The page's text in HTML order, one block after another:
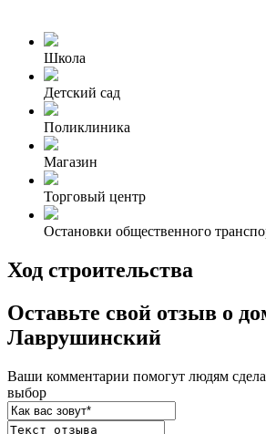
Школа
Детский сад
Поликлиника
Магазин
Торговый центр
Остановки общественного
Ход строительства
Оставьте свой отзыв о
Лаврушинский
Ваши комментарии помогут людям
выбор